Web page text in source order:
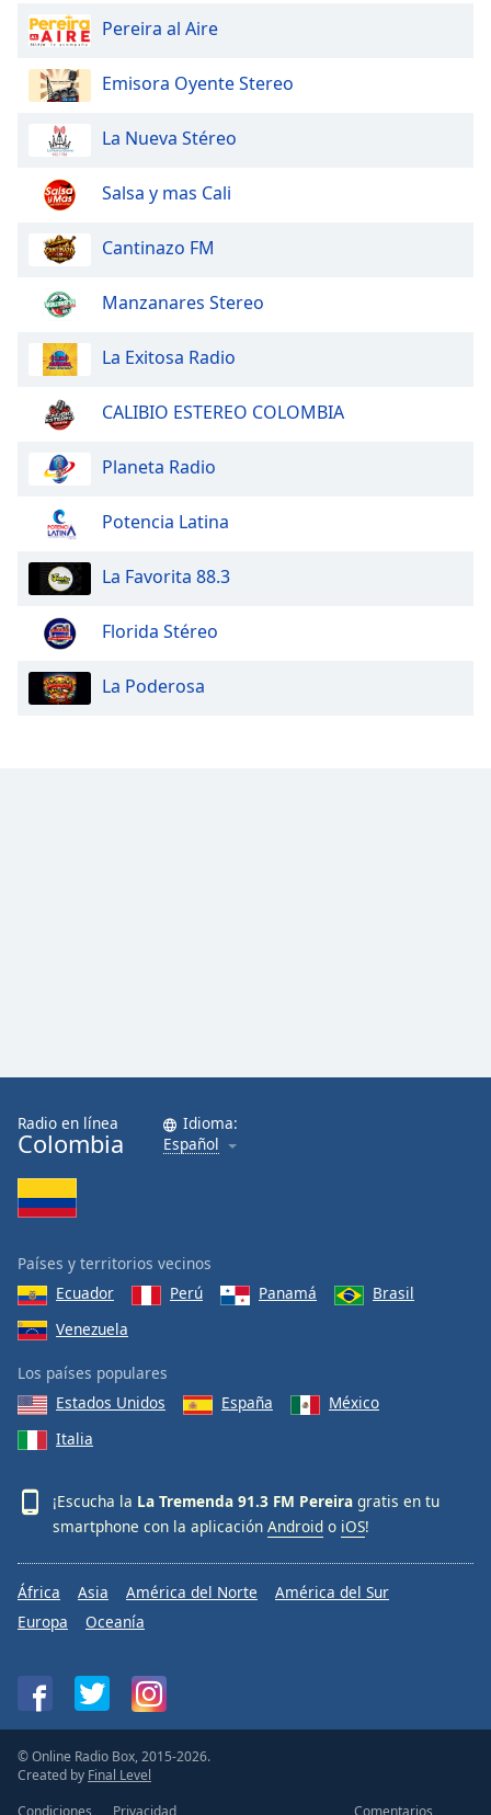
Pereira al Aire
Emisora Oyente Stereo
La Nueva Stéreo
Salsa y mas Cali
Cantinazo FM
Manzanares Stereo
La Exitosa Radio
CALIBIO ESTEREO COLOMBIA
Planeta Radio
Potencia Latina
La Favorita 88.3
Florida Stéreo
La Poderosa
Radio en línea
Colombia
Idioma:
Español
Países y territorios vecinos
Ecuador
Perú Panamá
Brasil
Venezuela
Los países populares
Estados Unidos
España
México
Italia
¡Escucha la La Tremenda 91.3 FM Pereira gratis en tu
smartphone con la aplicación Android o iOS!
África Asia América del Norte
América del Sur
Europa
Oceanía
© Online Radio Box, 2015-2026.
Created by Final Level
Condiciones
Privacidad Comentarios